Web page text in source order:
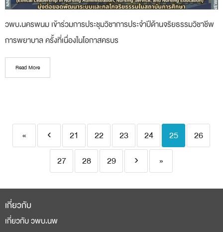
วพบ.นครพนม เข้าร่วมการประชุมวิชาการประจำปีด้านจริยธรรมวิชาชีพ
การพยาบาล ครั้งที่เนื่องในโอกาสครบร
Read More
« ‹ 21 22 23 24 25
26
27
28 29 › »
เกี่ยวกับ
เกี่ยวกับ วพบ.นพ